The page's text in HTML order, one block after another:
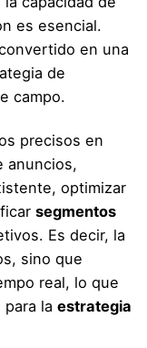
es esencial.
en una
de
campo.
precisos en
anuncios,
optimizar
segmentos
Es decir, la
sino que
real, lo que
la estrategia